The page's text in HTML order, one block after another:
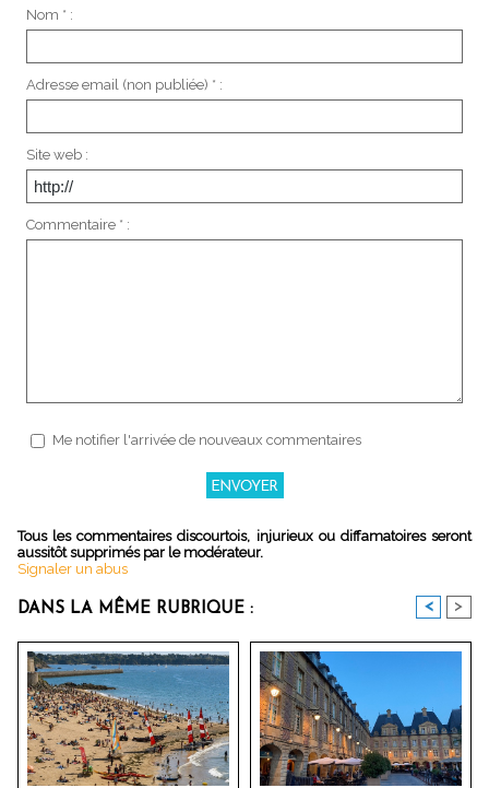
Nom * :
Adresse email (non publiée) * :
Site web :
Commentaire * :
Me notifier l'arrivée de nouveaux commentaires
Tous les commentaires discourtois, injurieux ou diffamatoires seront
aussitôt supprimés par le modérateur.
Signaler un abus
DANS LA MÊME RUBRIQUE : < >